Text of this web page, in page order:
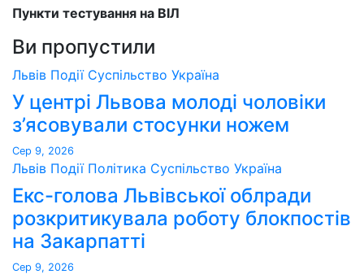
Пункти тестування на ВІЛ
Ви пропустили
Львів Події Суспільство Україна
У центрі Львова молоді чоловіки
з’ясовували стосунки ножем
Сер 9, 2026
Львів Події Політика Суспільство Україна
Екс-голова Львівської облради
розкритикувала роботу блокпостів
на Закарпатті
Сер 9, 2026